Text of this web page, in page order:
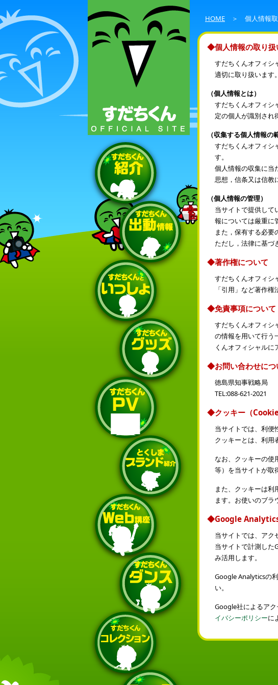
HOME ＞ 個人情報取
◆個人情報の取り扱
すだちくんオフィシ
適切に取り扱います。
（個人情報とは）
すだちくんオフィシ
定の個人が識別され
（収集する個人情報の
すだちくんオフィシ
す。
個人情報の収集に当
思想，信条又は信教
（個人情報の管理）
当サイトで提供して
報については厳重に
また，保有する必要
ただし，法律に基づ
◆著作権について
すだちくんオフィシ
「引用」など著作
◆免責事項について
すだちくんオフィシ
の情報を用いて行う
くんオフィシャルに
◆お問い合わせにつ
徳島県知事戦略局
TEL:088-621-2021
◆クッキー（
当サイトでは、利便
クッキーとは、利用
なお、クッキーの使
等）を当サイトが取
また、クッキーは利
ます。お使いのブラ
◆Google Analytics
当サイトでは、アク
当サイトで計測した
み活用します。
Google Analyticsの
い。
Google社によるアク
イバシーポリシーに